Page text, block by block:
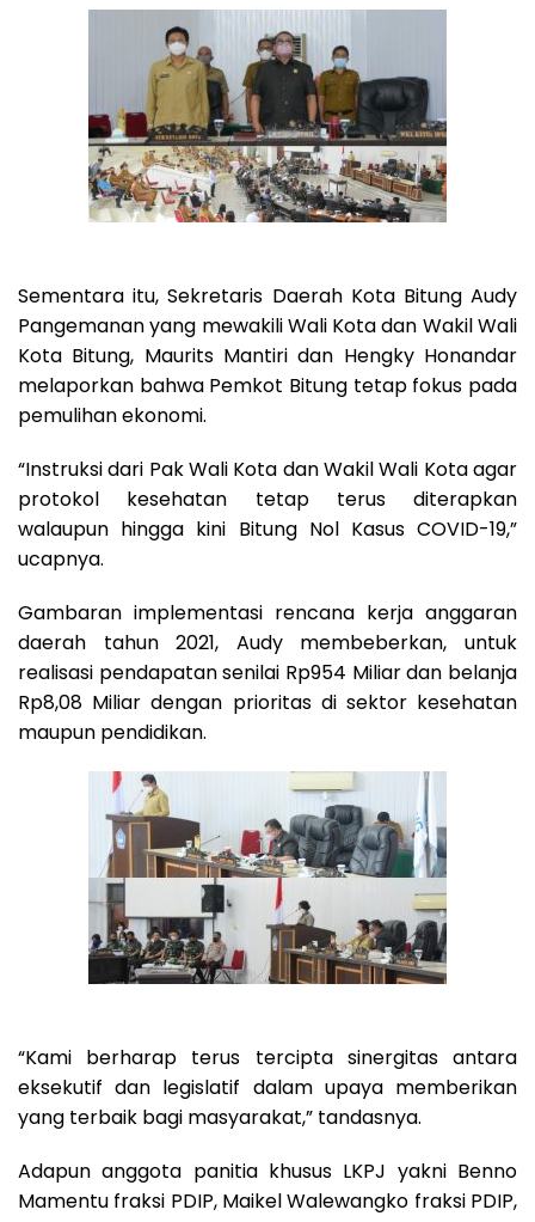
Sementara itu, Sekretaris Daerah Kota Bitung Audy
Pangemanan yang mewakili Wali Kota dan Wakil Wali
Kota Bitung, Maurits Mantiri dan Hengky Honandar
melaporkan bahwa Pemkot Bitung tetap fokus pada
pemulihan ekonomi.
“Instruksi dari Pak Wali Kota dan Wakil Wali Kota agar
protokol kesehatan tetap terus diterapkan
walaupun hingga kini Bitung Nol Kasus COVID-19,”
ucapnya.
Gambaran implementasi rencana kerja anggaran
daerah tahun 2021, Audy membeberkan, untuk
realisasi pendapatan senilai Rp954 Miliar dan belanja
Rp8,08 Miliar dengan prioritas di sektor kesehatan
maupun pendidikan.
“Kami berharap terus tercipta sinergitas antara
eksekutif dan legislatif dalam upaya memberikan
yang terbaik bagi masyarakat,” tandasnya.
Adapun anggota panitia khusus LKPJ yakni Benno
Mamentu fraksi PDIP, Maikel Walewangko fraksi PDIP,